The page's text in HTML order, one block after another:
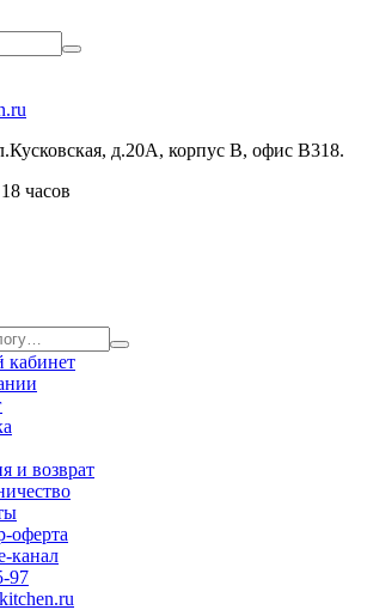
д.20А, корпус В, офис В318.
часов
и возврат
оферта
канал
97